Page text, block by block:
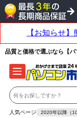
品質と価格で選ぶなら【
人気ページ 2020年以降（